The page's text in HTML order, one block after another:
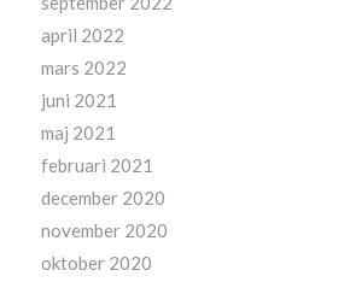
april 2022
mars 2022
juni 2021
maj 2021
februari 2021
december 2020
november 2020
oktober 2020